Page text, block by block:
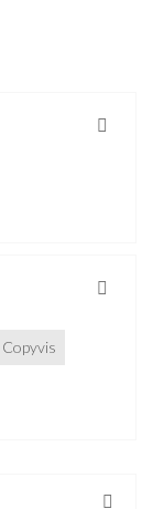
Copyvis